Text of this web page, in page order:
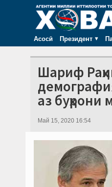
Асосӣ Президент
Шариф
аз буҳрони
Май 15, 2020 16:54